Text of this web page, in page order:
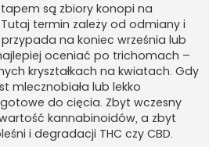
są zbiory konopi na
termin zależy od odmiany i
na koniec września lub
oceniać po trichomach –
kryształkach na kwiatach. Gdy
mlecznobiała lub lekko
do cięcia. Zbyt wczesny
kannabinoidów, a zbyt
i degradacji THC czy CBD.